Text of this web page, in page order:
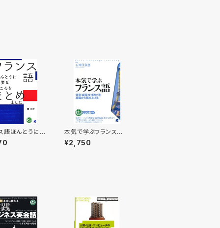
語ほんとうに必
ろをまとめまし
BOOK
本気で学ぶフランス
語 CD BOOK
¥2,750